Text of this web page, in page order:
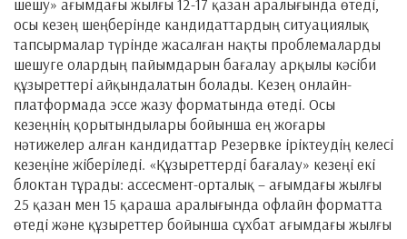
шешу» ағымдағы жылғы 12-17 қазан аралығында өтеді,
осы кезең шеңберінде кандидаттардың ситуациялық
тапсырмалар түрінде жасалған нақты проблемаларды
шешуге олардың пайымдарын бағалау арқылы кәсіби
құзыреттері айқындалатын болады. Кезең онлайн-
платформада эссе жазу форматында өтеді. Осы
кезеңнің қорытындылары бойынша ең жоғары
нәтижелер алған кандидаттар Резервке іріктеудің келесі
кезеңіне жіберіледі. «Құзыреттерді бағалау» кезеңі екі
блоктан тұрады: ассесмент-орталық – ағымдағы жылғы
25 қазан мен 15 қараша аралығында офлайн форматта
өтеді және құзыреттер бойынша сұхбат ағымдағы жылғы